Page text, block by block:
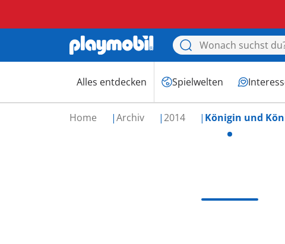
Alles entdecken Spielwelten
Home Archiv 2014 Königin und